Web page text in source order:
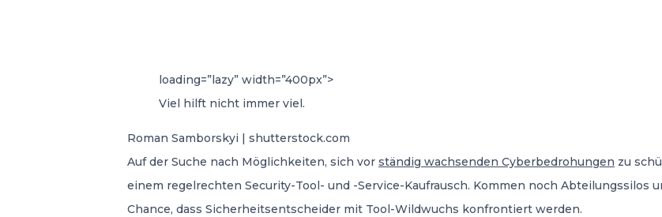
loading=”lazy” width=”400px”>
Viel hilft nicht immer viel.
Roman Samborskyi | shutterstock.com
Auf der Suche nach Möglichkeiten, sich vor ständig wachsenden Cyberbedrohungen zu
einem regelrechten Security-Tool- und -Service-Kaufrausch. Kommen noch Abteilungssilos
Chance, dass Sicherheitsentscheider mit Tool-Wildwuchs konfrontiert werden.